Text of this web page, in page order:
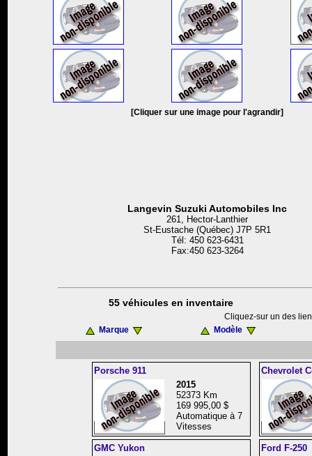
[Cliquer sur une image pour l'agrandir]
Langevin Suzuki Automobiles Inc
261, Hector-Lanthier
St-Eustache (Québec) J7P 5R1
Tél: 450 623-6431
Fax:450 623-3264
55 véhicules en inventaire
Cliquez-sur un des
Marque
Modèle
Porsche 911
2015
52373 Km
169 995,00 $
Automatique à 7
Vitesses
Chevrolet
GMC Yukon
Ford F-250